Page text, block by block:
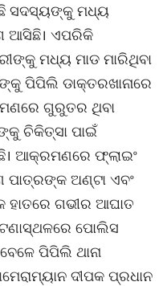
ସଦସ୍ୟଙ୍କୁ ମଧ୍ୟ
ଆସିଛି। ଏପରିକି
ମଧ୍ୟ ମାଡ ମାରିଥିବା
ପିପିଲି ଡାକ୍ତରଖାନାରେ
ଗୁରୁତର ଥିବା
ଚିକିତ୍ସା ପାଇଁ
ଆକ୍ରମଣରେ ଫ୍ଲାଇଂ
ପାତ୍ରଙ୍କ ଅଣ୍ଟା ଏବଂ
ଗଭୀର ଆଘାତ
ପୋଲିସ
ପିପିଲି ଥାନା
ଦୀପକ ପ୍ରଧାନ